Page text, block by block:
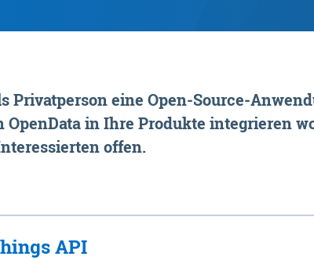
Privatperson eine Open-Source-
OpenData in Ihre Produkte integrieren
offen.
API